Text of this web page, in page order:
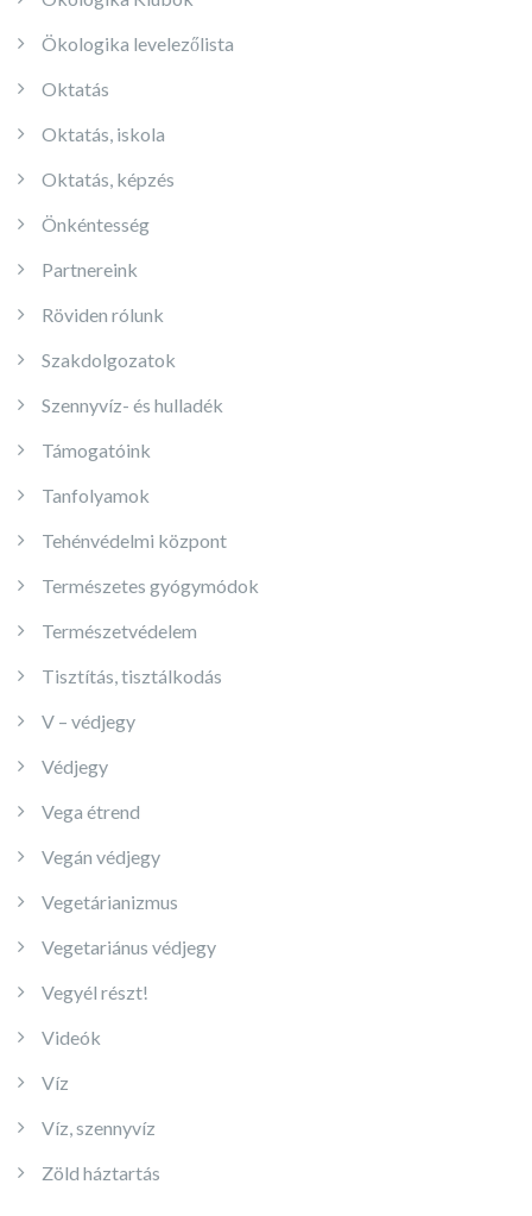
Ökologika levelezőlista
Oktatás
Oktatás, iskola
Oktatás, képzés
Önkéntesség
Partnereink
Röviden rólunk
Szakdolgozatok
Szennyvíz- és hulladék
Támogatóink
Tanfolyamok
Tehénvédelmi központ
Természetes gyógymódok
Természetvédelem
Tisztítás, tisztálkodás
V – védjegy
Védjegy
Vega étrend
Vegán védjegy
Vegetárianizmus
Vegetariánus védjegy
Vegyél részt!
Videók
Víz
Víz, szennyvíz
Zöld háztartás